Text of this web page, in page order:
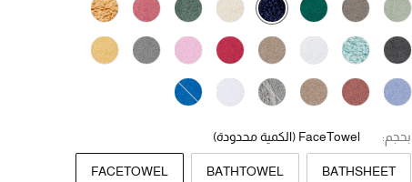
بحجم: FaceTowel (الكمية محدودة)
BATHSHEET
BATHTOWEL
FACETOWEL